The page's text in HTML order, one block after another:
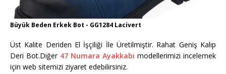
Büyük Beden Erkek Bot - GG1284 Lacivert
Üst Kalite Deriden El İşçiliği İle Üretilmiştir. Rahat Geniş Kalıp
Deri Bot.Diğer 47 Numara Ayakkabı modellerimizi incelemek
için web sitemizi ziyaret edebilirsiniz.